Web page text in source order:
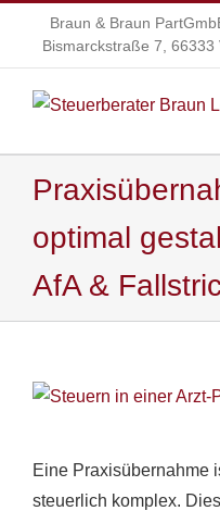
springen
Braun & Braun
Bismarckstraße 7, 66333
optimal
AfA &
Zeige
Eine Praxisübernahme
steuerlich komplex.